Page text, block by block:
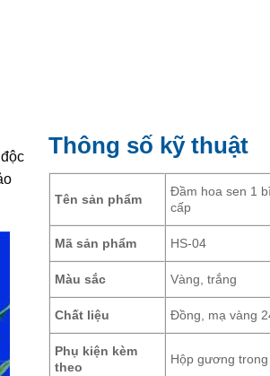
Thông số kỹ thuật
Tên sản phẩm
Đầm hoa sen 1
cấp
Mã sản phẩm HS-04
Màu sắc Vàng, trắng
Chất liệu Đồng, mạ vàng
Phụ kiện kèm
theo
Hộp gương